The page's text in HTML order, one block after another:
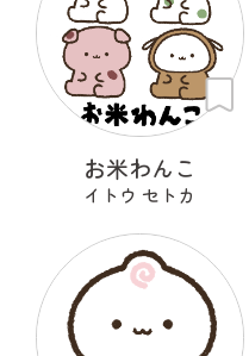
お米わんこ
イトウ セトカ